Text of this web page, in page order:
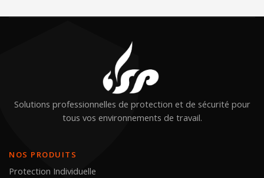
Solutions professionnelles de protection et de sécurité pour
tous vos environnements de travail.
NOS PRODUITS
Protection Individuelle